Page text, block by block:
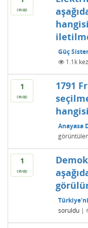
cevap
Güç
1.1k
1
cevap
1791
Anayasa
1
cevap
soruldu |